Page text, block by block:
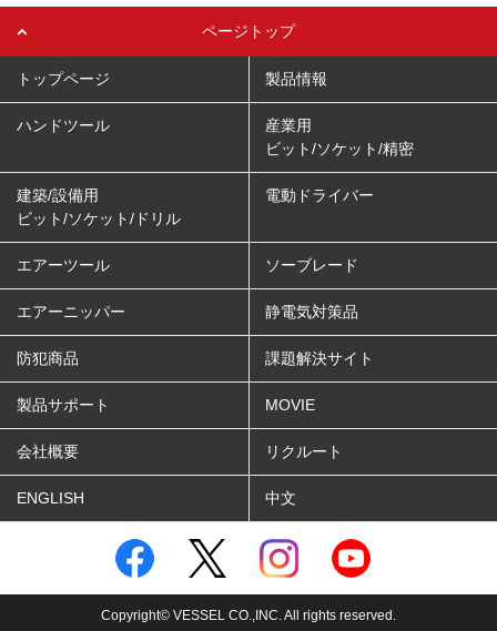
ページトップ
トップページ 製品情報
ハンドツール
産業用
ビット/ソケット/精密
建築/設備用
ビット/ソケット/ドリル
電動ドライバー
エアーツール ソーブレード
エアーニッパー 静電気対策品
防犯商品 課題解決サイト
製品サポート MOVIE
会社概要 リクルート
ENGLISH 中文
Copyright© VESSEL CO.,INC. All rights reserved.